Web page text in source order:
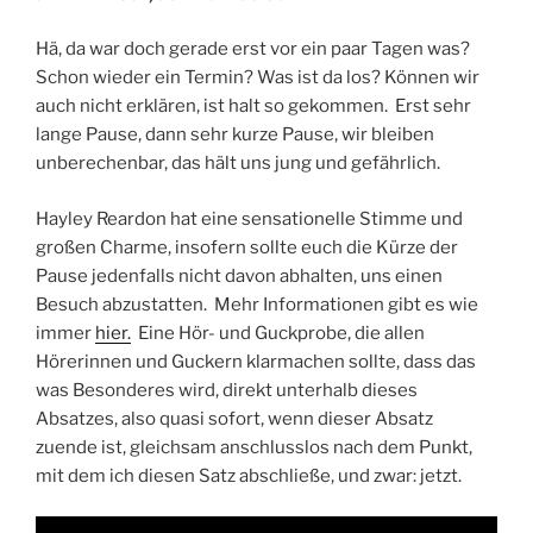
Hä, da war doch gerade erst vor ein paar Tagen was?
Schon wieder ein Termin? Was ist da los? Können wir
auch nicht erklären, ist halt so gekommen. Erst sehr
lange Pause, dann sehr kurze Pause, wir bleiben
unberechenbar, das hält uns jung und gefährlich.
Hayley Reardon hat eine sensationelle Stimme und
großen Charme, insofern sollte euch die Kürze der
Pause jedenfalls nicht davon abhalten, uns einen
Besuch abzustatten. Mehr Informationen gibt es wie
immer hier. Eine Hör- und Guckprobe, die allen
Hörerinnen und Guckern klarmachen sollte, dass das
was Besonderes wird, direkt unterhalb dieses
Absatzes, also quasi sofort, wenn dieser Absatz
zuende ist, gleichsam anschlusslos nach dem Punkt,
mit dem ich diesen Satz abschließe, und zwar: jetzt.